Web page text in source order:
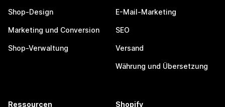
Shop-Design
Marketing und Conversion
Shop-Verwaltung
E-Mail-Marketing
SEO
Versand
Währung und Übersetzung
Ressourcen Shopify